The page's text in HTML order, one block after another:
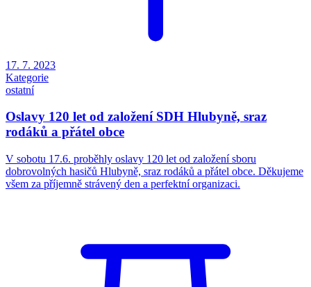
17. 7. 2023
Kategorie
ostatní
Oslavy 120 let od založení SDH Hlubyně, sraz
rodáků a přátel obce
V sobotu 17.6. proběhly oslavy 120 let od založení sboru
dobrovolných hasičů Hlubyně, sraz rodáků a přátel obce. Děkujeme
všem za příjemně strávený den a perfektní organizaci.